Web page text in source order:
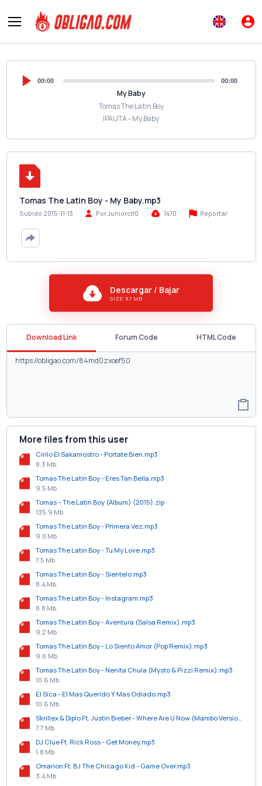
00:00 00:00
My Baby
Tomas The Latin Boy
IPAUTA - My Baby
Tomas The Latin Boy - My Baby.mp3
Subido 2015-11-13 Por Juniorcit0 1470 Reportar
Descargar / Bajar
SIZE: 8.7 MB
Download Link Forum Code HTML Code
More files from this user
Cirilo El Sakamostro - Portate Bien.mp3
8.3 Mb
Tomas The Latin Boy - Eres Tan Bella.mp3
9.5 Mb
Tomas – The Latin Boy (Album) (2015).zip
135.9 Mb
Tomas The Latin Boy - Primera Vez.mp3
9.0 Mb
Tomas The Latin Boy - Tu My Love.mp3
7.5 Mb
Tomas The Latin Boy - Sientelo.mp3
8.4 Mb
Tomas The Latin Boy - Instagram.mp3
8.8 Mb
Tomas The Latin Boy - Aventura (Salsa Remix).mp3
9.2 Mb
Tomas The Latin Boy - Lo Siento Amor (Pop Remix).mp3
9.6 Mb
Tomas The Latin Boy - Nenita Chula (Mysto & Pizzi Remix).mp3
10.6 Mb
El Sica - El Mas Querido Y Mas Odiado.mp3
10.6 Mb
Skrillex & Diplo Ft. Justin Bieber - Where Are U Now (Mambo Version) (Prod. By Kid MB).mp3
7.7 Mb
DJ Clue Ft. Rick Ross - Get Money.mp3
1.8 Mb
Omarion Ft. BJ The Chicago Kid - Game Over.mp3
3.4 Mb